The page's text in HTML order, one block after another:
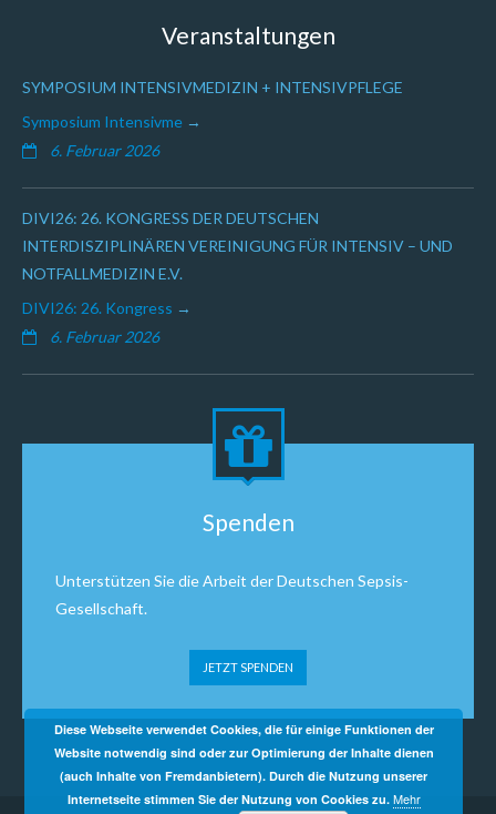
Veranstaltungen
SYMPOSIUM INTENSIVMEDIZIN + INTENSIVPFLEGE
Symposium Intensivme
6. Februar 2026
DIVI26: 26. KONGRESS DER DEUTSCHEN
INTERDISZIPLINÄREN VEREINIGUNG FÜR INTENSIV – UND
NOTFALLMEDIZIN E.V.
DIVI26: 26. Kongress
6. Februar 2026
Spenden
Unterstützen Sie die Arbeit der Deutschen Sepsis-
Gesellschaft.
JETZT SPENDEN
Diese Webseite verwendet Cookies, die für einige Funktionen der
Website notwendig sind oder zur Optimierung der Inhalte dienen
(auch Inhalte von Fremdanbietern). Durch die Nutzung unserer
Internetseite stimmen Sie der Nutzung von Cookies zu. Mehr